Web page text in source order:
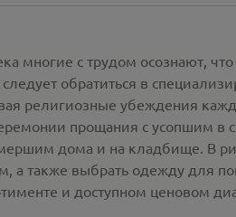
многие с трудом осознают,
обратиться в
религиозные убеждения
прощания с усопшим в
дома и на кладбище. В
также выбрать одежду для
и доступном ценовом